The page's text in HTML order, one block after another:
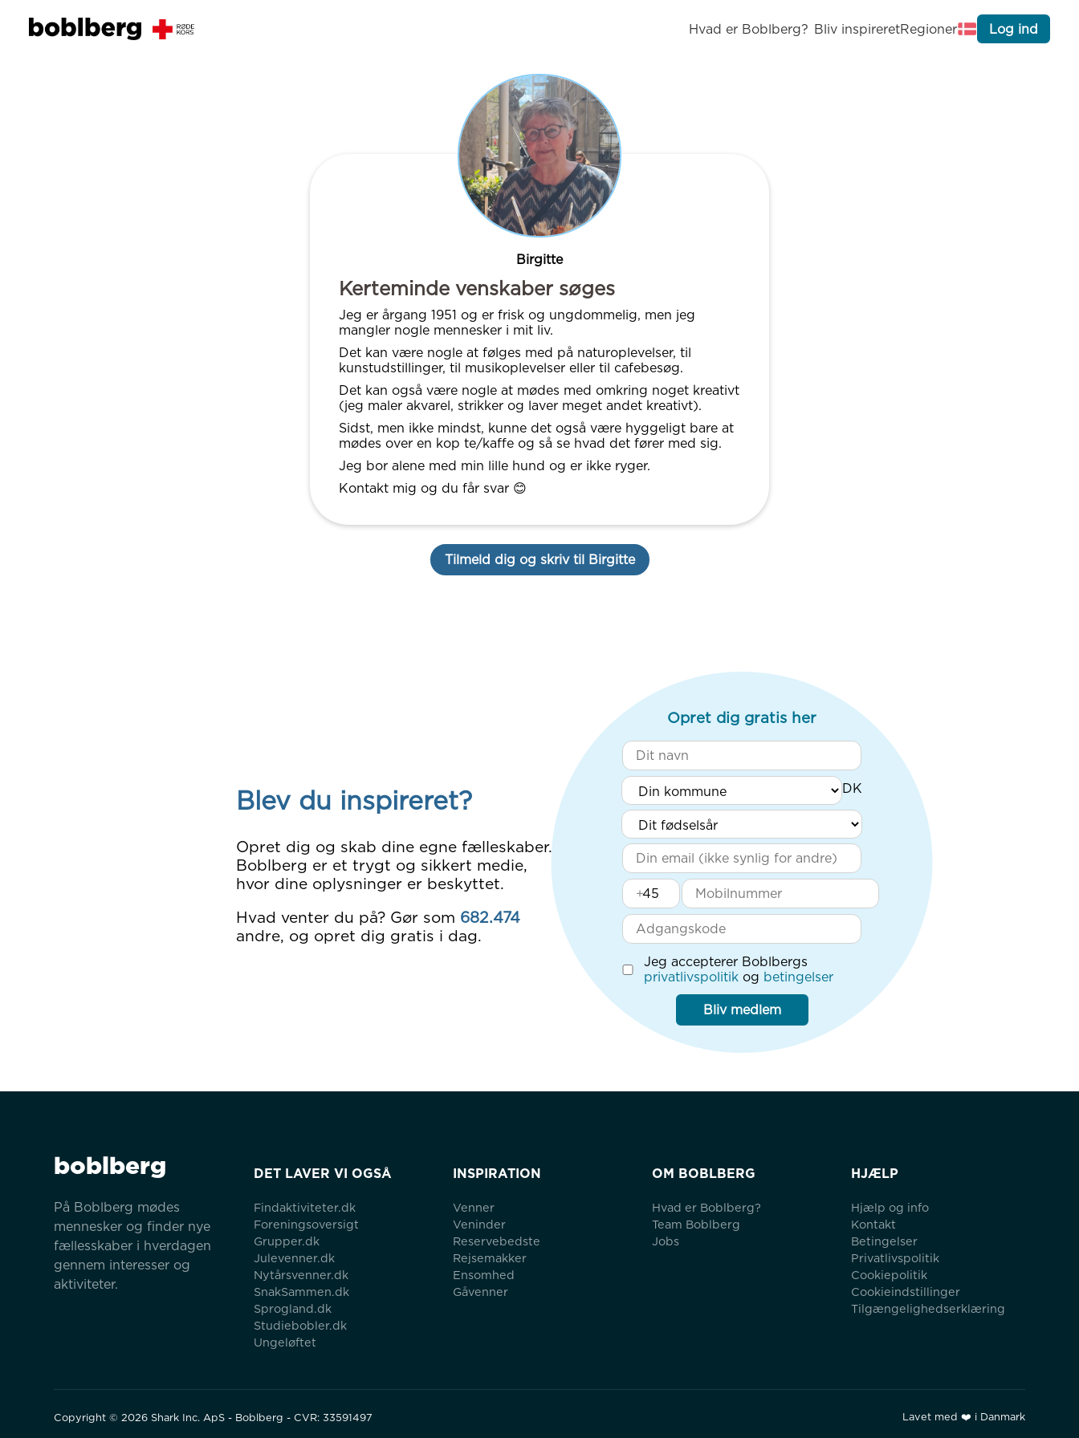
Hvad er Boblberg? Bliv inspireretRegioner Log ind
Birgitte
Kerteminde venskaber søges
Jeg er årgang 1951 og er frisk og ungdommelig, men jeg
mangler nogle mennesker i mit liv.
Det kan være nogle at følges med på naturoplevelser, til
kunstudstillinger, til musikoplevelser eller til cafebesøg.
Det kan også være nogle at mødes med omkring noget kreativt
(jeg maler akvarel, strikker og laver meget andet kreativt).
Sidst, men ikke mindst, kunne det også være hyggeligt bare at
mødes over en kop te/kaffe og så se hvad det fører med sig.
Jeg bor alene med min lille hund og er ikke ryger.
Kontakt mig og du får svar 😊
Tilmeld dig og skriv til Birgitte
Blev du inspireret?
Opret dig og skab dine egne fælleskaber.
Boblberg er et trygt og sikkert medie,
hvor dine oplysninger er beskyttet.
Hvad venter du på? Gør som 682.474
andre, og opret dig gratis i dag.
Opret dig gratis her
+
Jeg accepterer Boblbergs
privatlivspolitik og betingelser
Bliv medlem
boblberg
På Boblberg mødes
mennesker og finder nye
fællesskaber i hverdagen
gennem interesser og
aktiviteter.
DET LAVER VI OGSÅ
Findaktiviteter.dk
Foreningsoversigt
Grupper.dk
Julevenner.dk
Nytårsvenner.dk
SnakSammen.dk
Sprogland.dk
Studiebobler.dk
Ungeløftet
INSPIRATION
Venner
Veninder
Reservebedste
Rejsemakker
Ensomhed
Gåvenner
OM BOBLBERG
Hvad er Boblberg?
Team Boblberg
Jobs
HJÆLP
Hjælp og info
Kontakt
Betingelser
Privatlivspolitik
Cookiepolitik
Cookieindstillinger
Tilgængelighedserklæring
Copyright ©2026 Shark Inc. ApS - Boblberg - CVR: 33591497 Lavet med ❤️ i Danmark